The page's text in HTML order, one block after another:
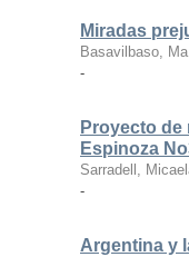
Miradas
Basavilbaso,
-
Proyecto
Espinoza
Sarradell,
-
Argentina y